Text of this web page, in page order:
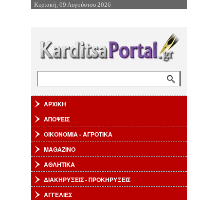
Επιστροφή στην Πλοήγηση
Κυριακή, 09 Αυγούστου 2026
ΑΡΧΙΚΗ
ΑΠΟΨΕΙΣ
ΟΙΚΟΝΟΜΙΑ - ΑΓΡΟΤΙΚΑ
MAGAZINO
ΑΘΛΗΤΙΚΑ
ΔΙΑΚΗΡΥΞΕΙΣ - ΠΡΟΚΗΡΥΞΕΙΣ
ΑΓΓΕΛΙΕΣ